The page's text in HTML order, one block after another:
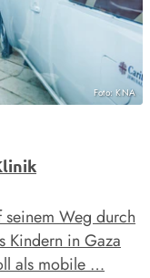
Foto: KNA
seinem Weg durch
Kindern in Gaza
als mobile …